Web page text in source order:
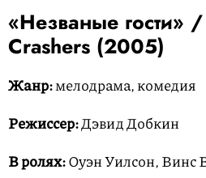
«Незваные гости» /
Crashers (2005)
Жанр:мелодрама, комедия
Режиссер:Дэвид Добкин
В ролях:Оуэн Уилсон, Винс